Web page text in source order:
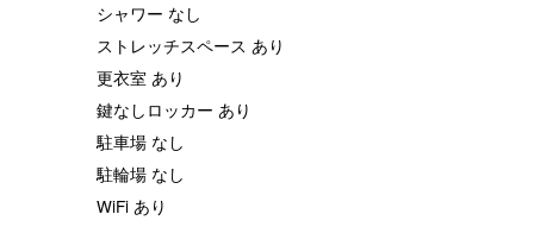
シャワー なし
ストレッチスペース あり
更衣室 あり
鍵なしロッカー あり
駐車場 なし
駐輪場 なし
WiFi あり